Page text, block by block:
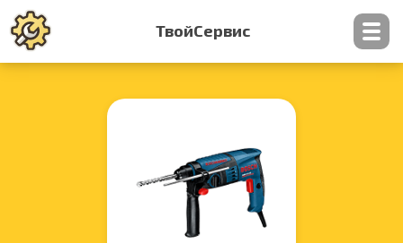
ТвойСервис
Контакты